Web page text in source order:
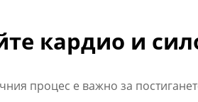
кардио и
процес е важно за